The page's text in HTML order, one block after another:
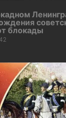
блокады